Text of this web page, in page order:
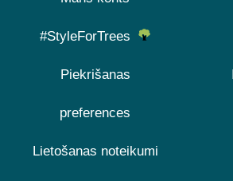
#StyleForTrees
Piekrišanas
preferences
Lietošanas noteikumi